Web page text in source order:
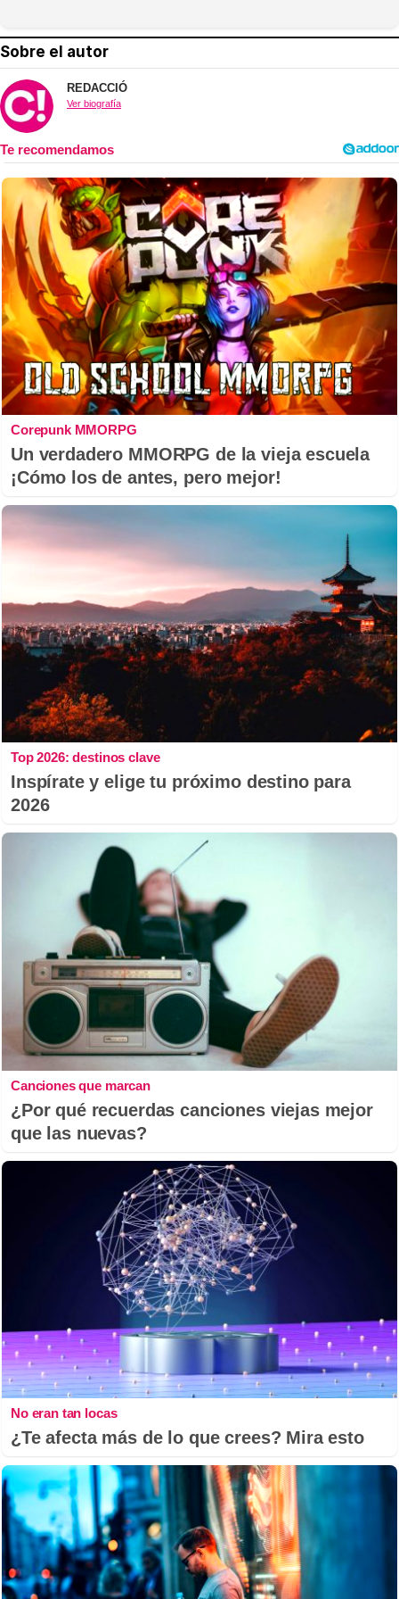
Sobre el autor
REDACCIÓ
Ver biografía
Corepunk MMORPG
Un verdadero MMORPG de la vieja escuela
¡Cómo los de antes, pero mejor!
Top 2026: destinos clave
Inspírate y elige tu próximo destino para
2026
Canciones que marcan
¿Por qué recuerdas canciones viejas mejor
que las nuevas?
No eran tan locas
¿Te afecta más de lo que crees? Mira esto